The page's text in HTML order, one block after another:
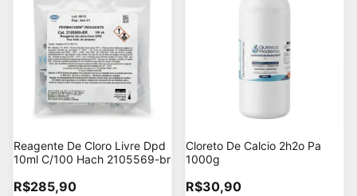
Reagente De Cloro Livre Dpd
10ml C/100 Hach 2105569-br
R$285,90
Cloreto De Calcio 2h2o Pa
1000g
R$30,90